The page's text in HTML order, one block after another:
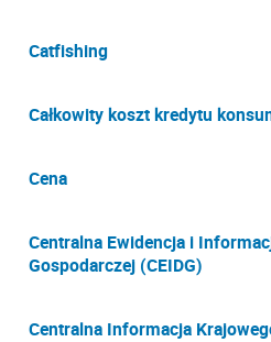
Catfishing
Całkowity koszt kredytu
Cena
Centralna Ewidencja i
Gospodarczej (CEIDG)
Centralna Informacja